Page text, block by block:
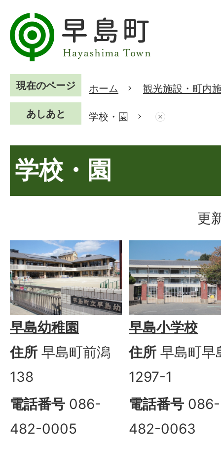
現在のページ ホーム 観光施設・町内
あしあと 学校・園
学校・園
更
早島幼稚園
住所 早島町前潟
138
電話番号 086-
482-0005
早島小学校
住所 早島町早
1297-1
電話番号 086-
482-0063